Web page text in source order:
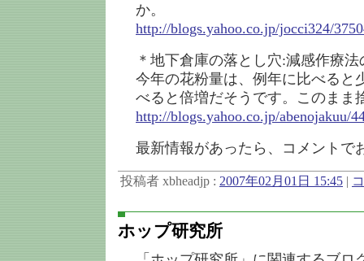
か。
http://blogs.yahoo.co.jp/jocci324/
＊地下倉庫の落とし穴:減感作療法
今年の花粉量は、例年に比べる
べると倍増だそうです。このまま
http://blogs.yahoo.co.jp/abenojakuu/
最新情報があったら、コメントで
投稿者 xbheadjp : 2007年02月01日 15:45 |
ホップ研究所